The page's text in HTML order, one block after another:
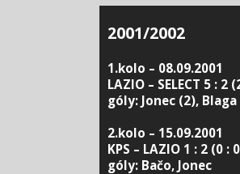
2001/2002
1.kolo – 08.09.2001
LAZIO – SELECT 5 : 2
góly: Jonec (2), Blaga
2.kolo – 15.09.2001
KPS – LAZIO 1 : 2 (0 :
góly: Bačo, Jonec